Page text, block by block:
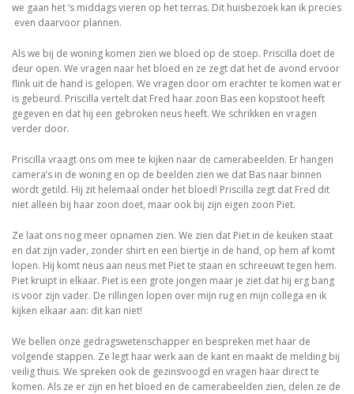
we gaan het ‘s middags vieren op het terras. Dit huisbezoek kan ik precies
even daarvoor plannen.
Als we bij de woning komen zien we bloed op de stoep. Priscilla doet de
deur open. We vragen naar het bloed en ze zegt dat het de avond ervoor
flink uit de hand is gelopen. We vragen door om erachter te komen wat er
is gebeurd. Priscilla vertelt dat Fred haar zoon Bas een kopstoot heeft
gegeven en dat hij een gebroken neus heeft. We schrikken en vragen
verder door.
Priscilla vraagt ons om mee te kijken naar de camerabeelden. Er hangen
camera’s in de woning en op de beelden zien we dat Bas naar binnen
wordt getild. Hij zit helemaal onder het bloed! Priscilla zegt dat Fred dit
niet alleen bij haar zoon doet, maar ook bij zijn eigen zoon Piet.
Ze laat ons nog meer opnamen zien. We zien dat Piet in de keuken staat
en dat zijn vader, zonder shirt en een biertje in de hand, op hem af komt
lopen. Hij komt neus aan neus met Piet te staan en schreeuwt tegen hem.
Piet kruipt in elkaar. Piet is een grote jongen maar je ziet dat hij erg bang
is voor zijn vader. De rillingen lopen over mijn rug en mijn collega en ik
kijken elkaar aan: dit kan niet!
We bellen onze gedragswetenschapper en bespreken met haar de
volgende stappen. Ze legt haar werk aan de kant en maakt de melding bij
veilig thuis. We spreken ook de gezinsvoogd en vragen haar direct te
komen. Als ze er zijn en het bloed en de camerabeelden zien, delen ze de